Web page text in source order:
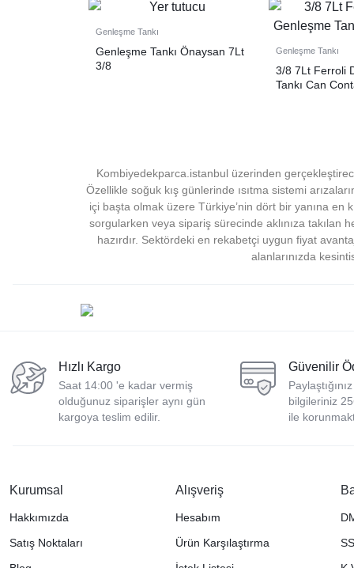
Genleşme Tankı
Genleşme Tankı Önaysan 7Lt
3/8
Genleşme Tankı
3/8 7Lt Ferroli
Tankı Can
Kombiyedekparca.istanbul üzerinden
Özellikle soğuk kış günlerinde ısıtma sistemi
içi başta olmak üzere Türkiye’nin dört bir yanına
sorgularken veya sipariş sürecinde aklınıza
hazırdır. Sektördeki en rekabetçi uygun fiyat
alanlarınızda
Hızlı Kargo
Saat 14:00 'e kadar vermiş
olduğunuz siparişler aynı gün
kargoya teslim edilir.
Güvenilir
bilgileriniz
ile
Kurumsal
Hakkımızda
Satış Noktaları
Alışveriş
Hesabım
Ürün Karşılaştırma